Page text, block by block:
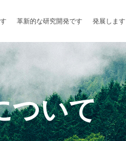
革新的な研究開発です 発展します
ついて